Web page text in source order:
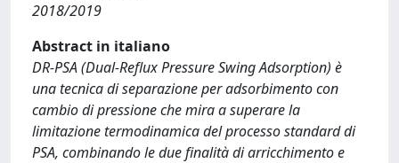
2018/2019
Abstract in italiano
DR-PSA (Dual-Reflux Pressure Swing Adsorption) è
una tecnica di separazione per adsorbimento con
cambio di pressione che mira a superare la
limitazione termodinamica del processo standard di
PSA, combinando le due finalità di arricchimento e